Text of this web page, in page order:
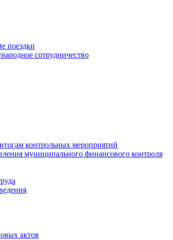
поездки
сотрудничество
контрольных мероприятий
муниципального финансового контроля
актов